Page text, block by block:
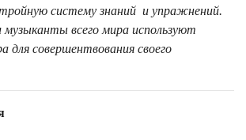
систему знаний и упражнений.
музыканты всего мира используют
для совершентвования своего